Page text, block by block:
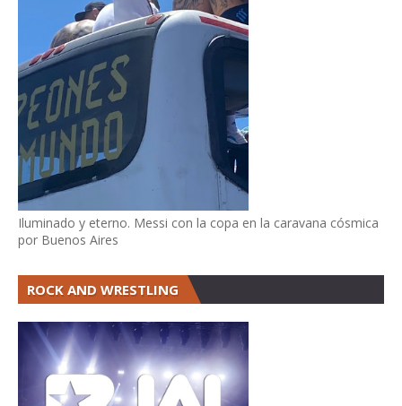
Iluminado y eterno. Messi con la copa en la caravana cósmica
por Buenos Aires
ROCK AND WRESTLING